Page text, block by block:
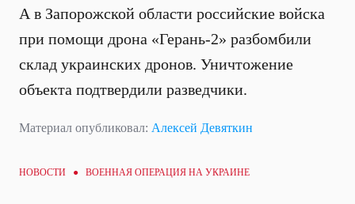
А в Запорожской области российские войска
при помощи дрона «Герань-2» разбомбили
склад украинских дронов. Уничтожение
объекта подтвердили разведчики.
Материал опубликовал: Алексей Девяткин
НОВОСТИ ● ВОЕННАЯ ОПЕРАЦИЯ НА УКРАИНЕ